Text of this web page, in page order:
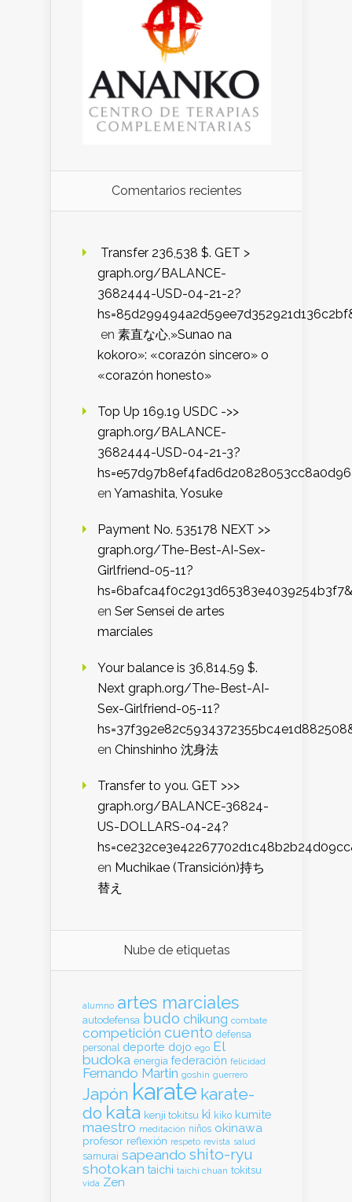
Comentarios recientes
️ Transfer 236,538 $. GET >
graph.org/BALANCE-
3682444-USD-04-21-2?
en 素直な心,»Sunao na
kokoro»: «corazón sincero» o
«corazón honesto»
Top Up 169.19 USDC ->>
graph.org/BALANCE-
3682444-USD-04-21-3?
en Yamashita, Yosuke
Payment No. 535178 NEXT >>
graph.org/The-Best-AI-Sex-
Girlfriend-05-11?
hs=6bafca4f0c2913d65383e4039254b3f7&
en Ser Sensei de artes
marciales
Your balance is 36,814.59 $.
Next graph.org/The-Best-AI-
Sex-Girlfriend-05-11?
en Chinshinho 沈身法
Transfer to you. GET >>>
graph.org/BALANCE-36824-
US-DOLLARS-04-24?
en Muchikae (Transición)持ち
替え
Nube de etiquetas
alumno artes marciales
autodefensa budo chikung combate
competición cuento defensa
personal deporte dojo ego El
budoka energia federación felicidad
Fernando Martin goshin guerrero
Japón karate karate-
do kata kenji tokitsu ki kiko kumite
maestro meditación niños okinawa
profesor reflexión respeto revista salud
samurai sapeando shito-ryu
shotokan taichi taichi chuan tokitsu
vida Zen